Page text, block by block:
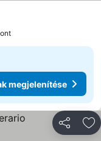
megjelenítése